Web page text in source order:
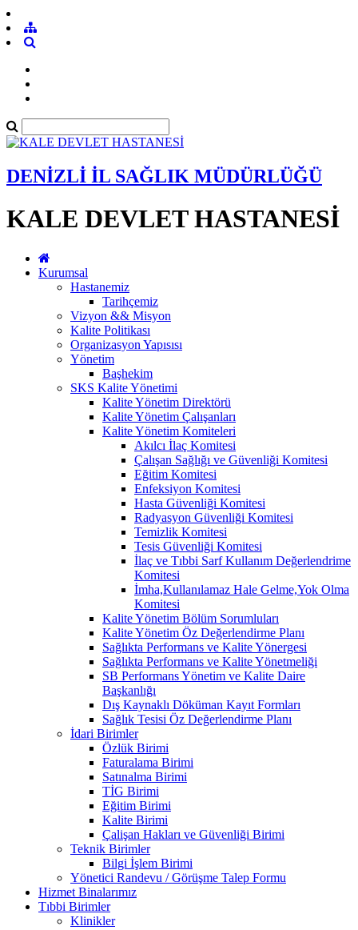
DENİZLİ İL SAĞLIK MÜDÜRLÜĞÜ
KALE DEVLET HASTANESİ
Kurumsal
Hastanemiz
Tarihçemiz
Vizyon && Misyon
Kalite Politikası
Organizasyon Yapısısı
Yönetim
Başhekim
SKS Kalite Yönetimi
Kalite Yönetim Direktörü
Kalite Yönetim Çalışanları
Kalite Yönetim Komiteleri
Akılcı İlaç Komitesi
Çalışan Sağlığı ve Güvenliği Komitesi
Eğitim Komitesi
Enfeksiyon Komitesi
Hasta Güvenliği Komitesi
Radyasyon Güvenliği Komitesi
Temizlik Komitesi
Tesis Güvenliği Komitesi
İlaç ve Tıbbi Sarf Kullanım Değerlendrime
Komitesi
İmha,Kullanılamaz Hale Gelme,Yok Olma
Komitesi
Kalite Yönetim Bölüm Sorumluları
Kalite Yönetim Öz Değerlendirme Planı
Sağlıkta Performans ve Kalite Yönergesi
Sağlıkta Performans ve Kalite Yönetmeliği
SB Performans Yönetim ve Kalite Daire
Başkanlığı
Dış Kaynaklı Döküman Kayıt Formları
Sağlık Tesisi Öz Değerlendirme Planı
İdari Birimler
Özlük Birimi
Faturalama Birimi
Satınalma Birimi
TİG Birimi
Eğitim Birimi
Kalite Birimi
Çalişan Hakları ve Güvenliği Birimi
Teknik Birimler
Bilgi İşlem Birimi
Yönetici Randevu / Görüşme Talep Formu
Hizmet Binalarımız
Tıbbi Birimler
Klinikler